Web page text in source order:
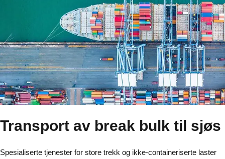
Transport av break bulk til sjøs
Spesialiserte tjenester for store trekk og ikke-containeriserte laster